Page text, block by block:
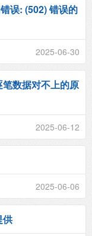
误: (502) 错误的
2025-06-30
数据对不上的原
2025-06-12
2025-06-06
供